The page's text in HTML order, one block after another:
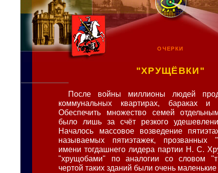
ОЧЕРКИ
"ХРУЩЁВКИ"
После войны миллионы людей
коммунальных квартирах, бараках и
Обеспечить множество семей
было лишь за счёт резкого
Началось массовое возведение
называемых пятиэтажек, прозванных
имени тогдашнего лидера партии Н. С.
"хрущобами" по аналогии со словом
чертой таких зданий были очень